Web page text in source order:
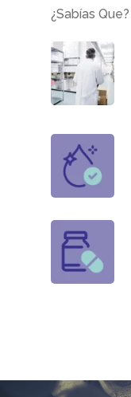
¿Sabías Que?